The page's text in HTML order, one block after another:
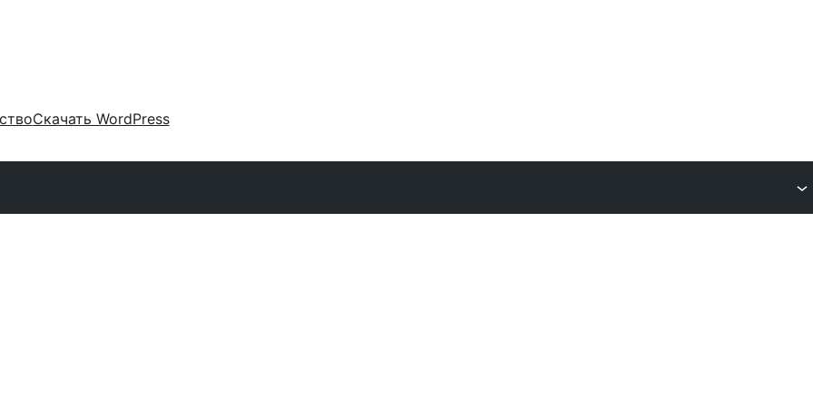
Скачать WordPress